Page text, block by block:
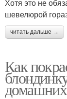
Хотя это не
шевелюрой
читать дальше →
Как